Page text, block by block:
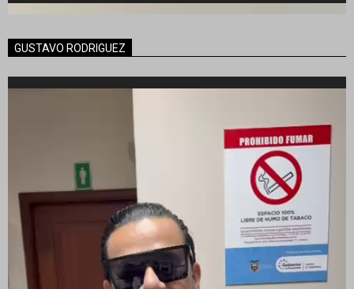
GUSTAVO RODRIGUEZ